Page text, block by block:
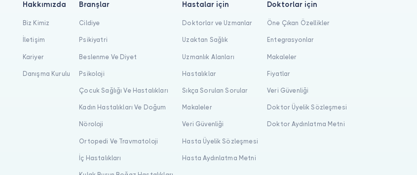
Hakkımızda
Biz Kimiz
İletişim
Kariyer
Danışma Kurulu
Branşlar
Cildiye
Psikiyatri
Beslenme Ve Diyet
Psikoloji
Çocuk Sağlığı Ve Hastalıkları
Kadın Hastalıkları Ve Doğum
Nöroloji
Ortopedi Ve Travmatoloji
İç Hastalıkları
Hastalar için
Doktorlar ve Uzmanlar
Uzaktan Sağlık
Uzmanlık Alanları
Hastalıklar
Sıkça Sorulan Sorular
Makaleler
Veri Güvenliği
Hasta Üyelik Sözleşmesi
Hasta Aydınlatma Metni
Doktorlar için
Öne Çıkan Özellikler
Entegrasyonlar
Makaleler
Fiyatlar
Veri Güvenliği
Doktor Üyelik Sözleşmesi
Doktor Aydınlatma Metni